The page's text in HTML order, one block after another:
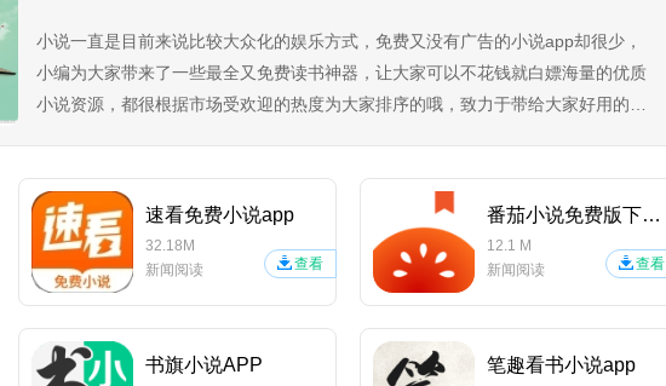
小说一直是目前来说比较大众化的娱乐方式，免费又没有广告的小说app却很少，
小编为大家带来了一些最全又免费读书神器，让大家可以不花钱就白嫖海量的优质
小说资源，都很根据市场受欢迎的热度为大家排序的哦，致力于带给大家好用的追
速看免费小说app
32.18M
新闻阅读
查看
番茄小说免费版下载安装
12.1 M
新闻阅读
查看
书旗小说APP 笔趣看书小说app